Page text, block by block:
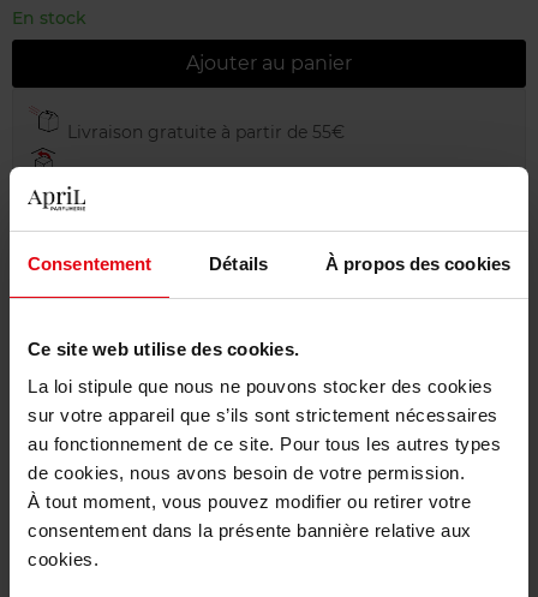
Consentement Détails À propos des cookies
Ce site web utilise des cookies.
La loi stipule que nous ne pouvons stocker des cookies
sur votre appareil que s’ils sont strictement nécessaires
au fonctionnement de ce site. Pour tous les autres types
de cookies, nous avons besoin de votre permission.
À tout moment, vous pouvez modifier ou retirer votre
consentement dans la présente bannière relative aux
cookies.
En stock
Ajouter au panier
Livraison gratuite à partir de 55€
Emballage cadeau offert
Description
Caractéristiques
Avis client Politique relative aux avis des clients